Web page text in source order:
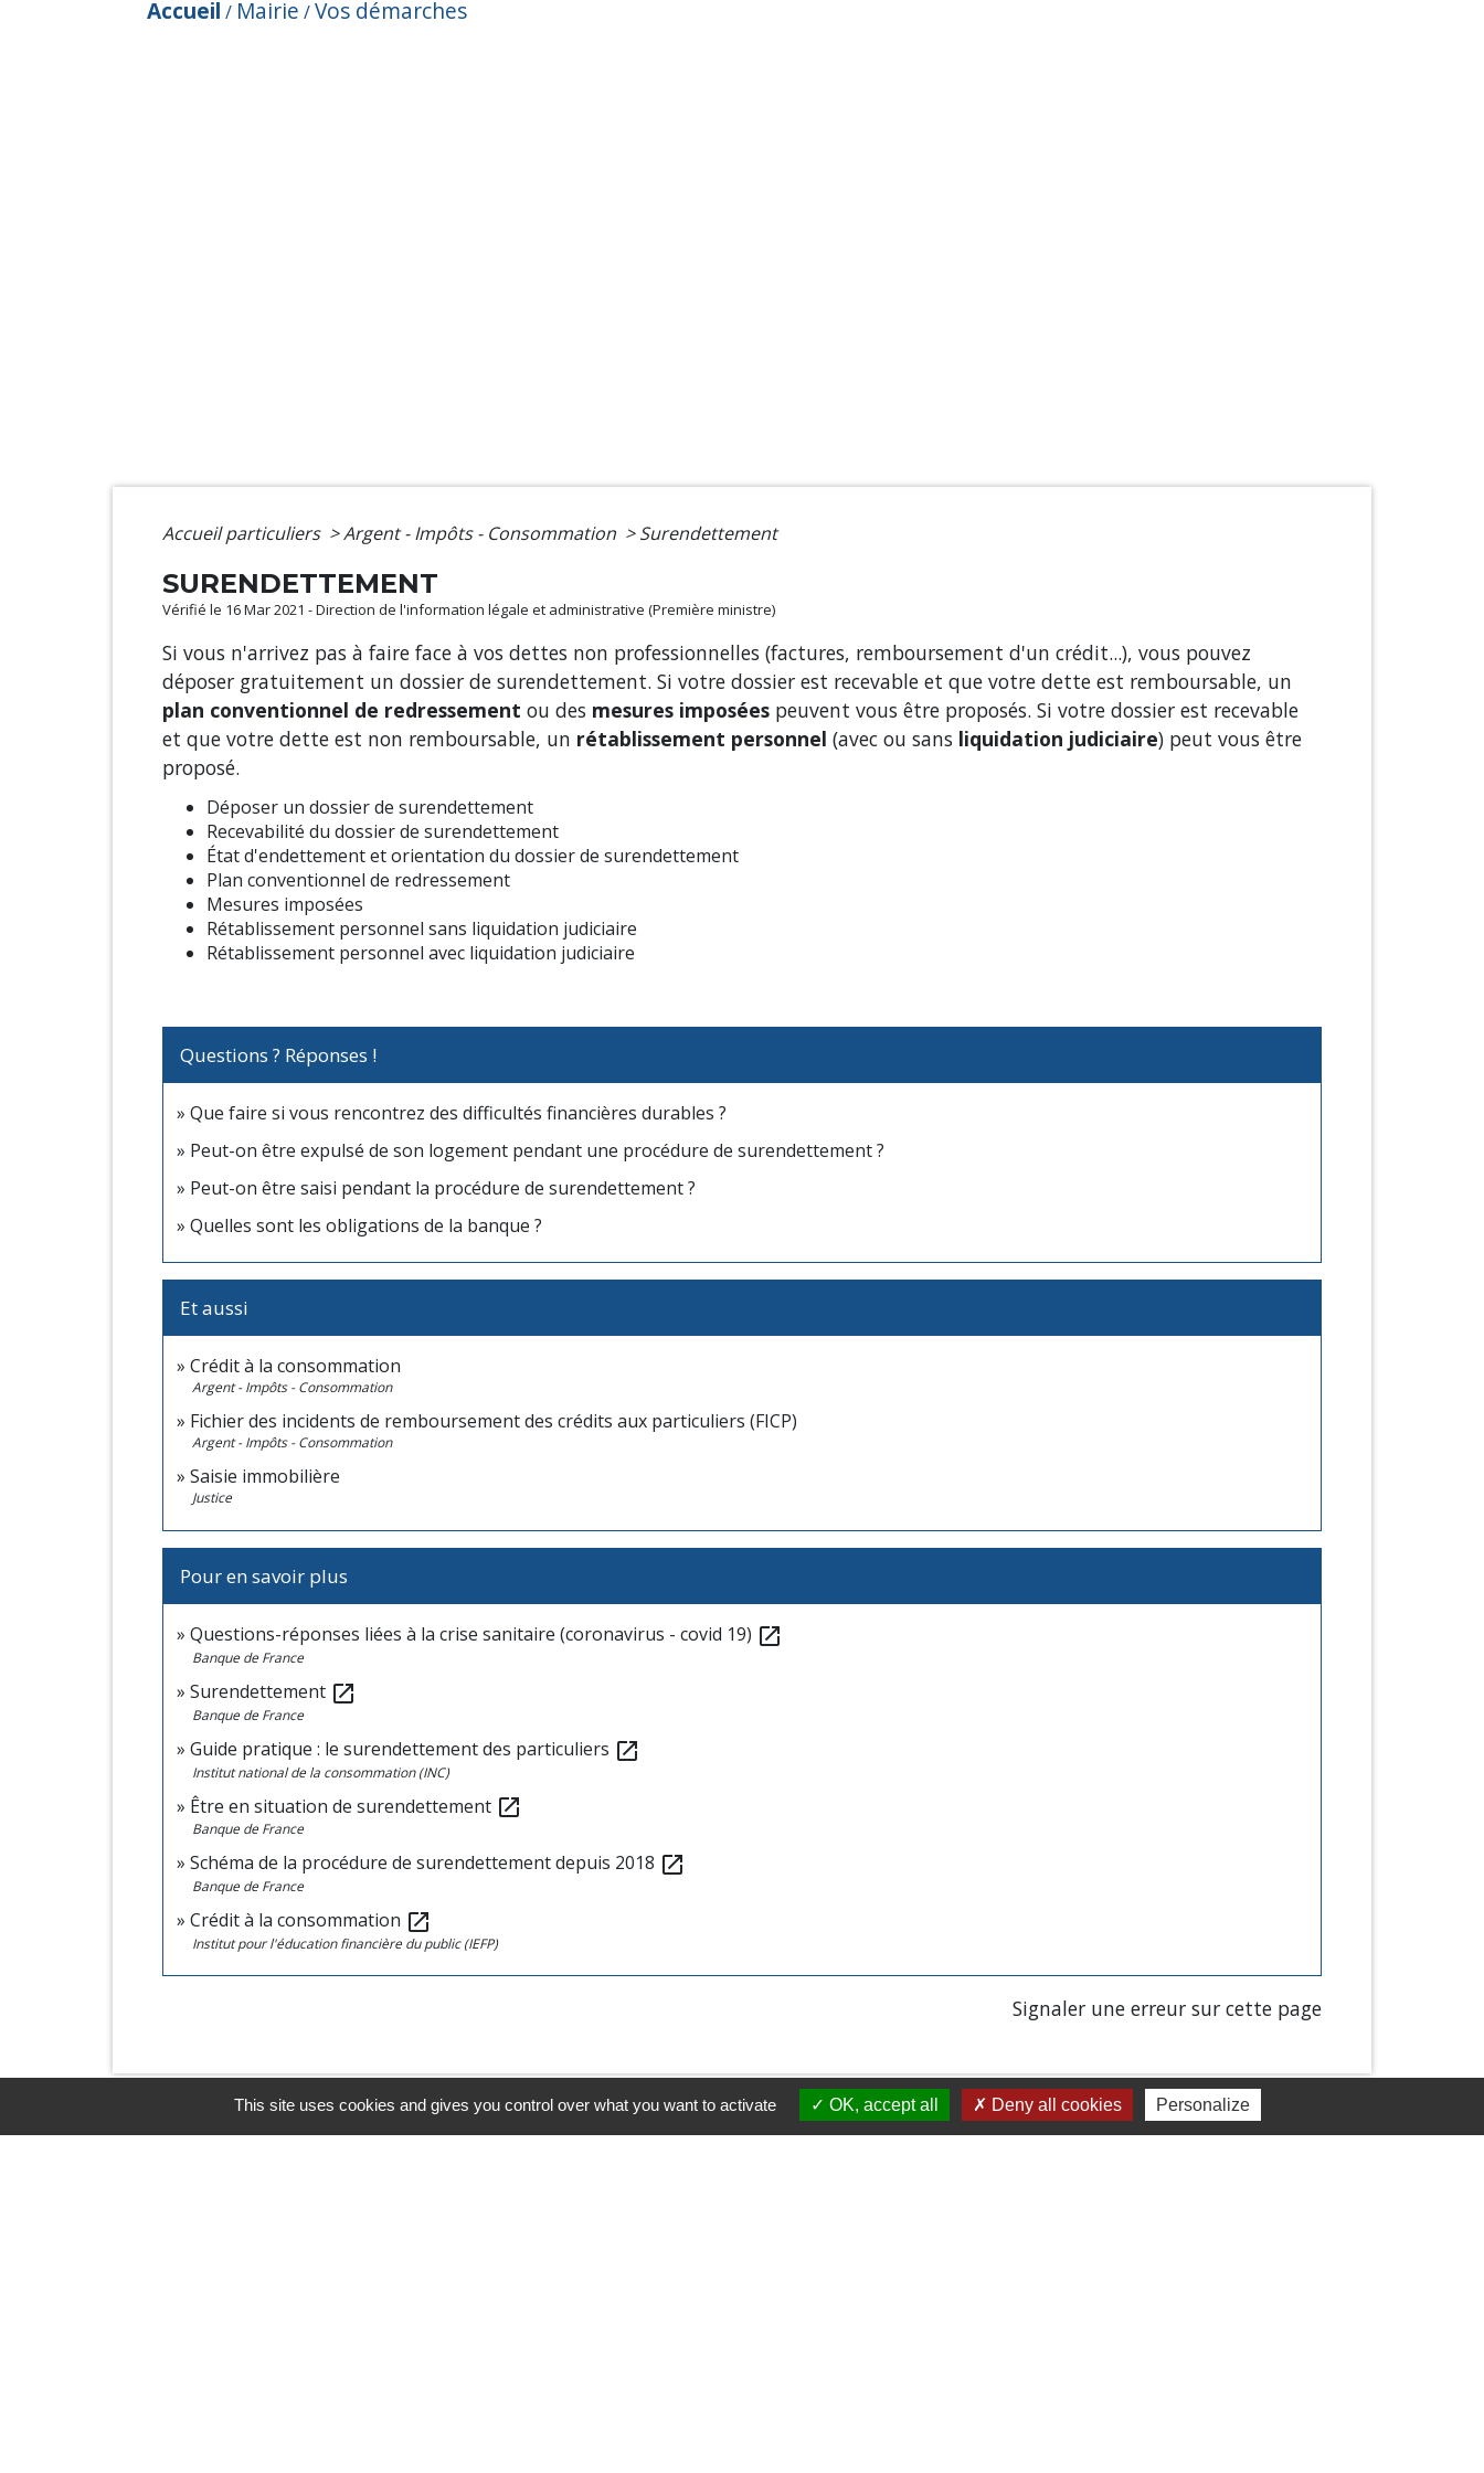
Accueil / Mairie /Vos démarches
Accueil particuliers >Argent - Impôts - Consommation > Surendettement
SURENDETTEMENT
Vérifié le 16 Mar 2021 - Direction de l'information légale et administrative (Première ministre)
Si vous n'arrivez pas à faire face à vos dettes non professionnelles (factures, remboursement d'un crédit...), vous pouvez
déposer gratuitement un dossier de surendettement. Si votre dossier est recevable et que votre dette est remboursable, un
plan conventionnel de redressement ou des mesures imposées peuvent vous être proposés. Si votre dossier est recevable
et que votre dette est non remboursable, un rétablissement personnel (avec ou sans liquidation judiciaire) peut vous être
proposé.
Déposer un dossier de surendettement
Recevabilité du dossier de surendettement
État d'endettement et orientation du dossier de surendettement
Plan conventionnel de redressement
Mesures imposées
Rétablissement personnel sans liquidation judiciaire
Rétablissement personnel avec liquidation judiciaire
Questions ? Réponses !
Que faire si vous rencontrez des difficultés financières durables ?
Peut-on être expulsé de son logement pendant une procédure de surendettement ?
Peut-on être saisi pendant la procédure de surendettement ?
Quelles sont les obligations de la banque ?
Et aussi
Crédit à la consommation
Argent - Impôts - Consommation
Fichier des incidents de remboursement des crédits aux particuliers (FICP)
Argent - Impôts - Consommation
Saisie immobilière
Justice
Pour en savoir plus
Questions-réponses liées à la crise sanitaire (coronavirus - covid 19) open_in_new
Banque de France
Surendettement open_in_new
Banque de France
Guide pratique : le surendettement des particuliers open_in_new
Institut national de la consommation (INC)
Être en situation de surendettement open_in_new
Banque de France
Schéma de la procédure de surendettement depuis 2018 open_in_new
Banque de France
Crédit à la consommation open_in_new
Institut pour l'éducation financière du public (IEFP)
Signaler une erreur sur cette page
This site uses cookies and gives you control over what you want to activate OK, accept all Deny all cookies Personalize